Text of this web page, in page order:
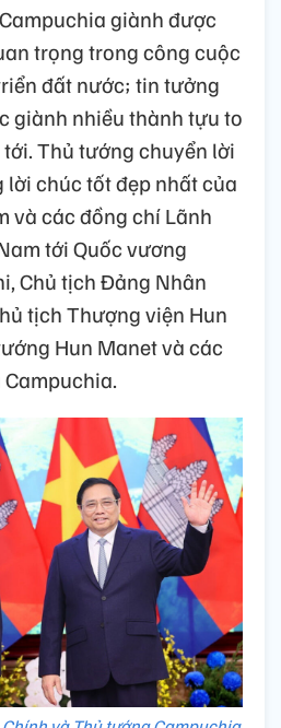
giành được
trọng trong công cuộc
đất nước; tin tưởng
giành nhiều thành tựu to
Thủ tướng chuyển lời
chúc tốt đẹp nhất của
và các đồng chí Lãnh
tới Quốc vương
Chủ tịch Đảng Nhân
tịch Thượng viện Hun
Hun Manet và các